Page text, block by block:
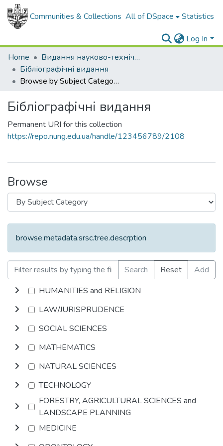
Communities & Collections All of DSpace Statistics
Log In
Home
Видання науково-технічної бібліотеки
Бібліографічні видання
Browse by Subject Category
Бібліографічні видання
Permanent URI for this collection
https://repo.nung.edu.ua/handle/123456789/2108
Browse
browse.metadata.srsc.tree.descrption
Search Reset
Add
HUMANITIES and RELIGION
LAW/JURISPRUDENCE
SOCIAL SCIENCES
MATHEMATICS
NATURAL SCIENCES
TECHNOLOGY
FORESTRY, AGRICULTURAL SCIENCES and
LANDSCAPE PLANNING
MEDICINE